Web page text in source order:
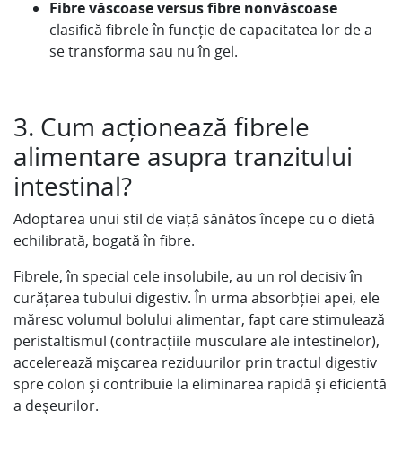
Fibre vâscoase versus fibre nonvâscoase
clasifică fibrele în funcție de capacitatea lor de a
se transforma sau nu în gel.
3. Cum acționează fibrele
alimentare asupra tranzitului
intestinal?
Adoptarea unui stil de viață sănătos începe cu o dietă
echilibrată, bogată în fibre.
Fibrele, în special cele insolubile, au un rol decisiv în
curățarea tubului digestiv. În urma absorbției apei, ele
măresc volumul bolului alimentar, fapt care stimulează
peristaltismul (contracțiile musculare ale intestinelor),
accelerează mișcarea reziduurilor prin tractul digestiv
spre colon și contribuie la eliminarea rapidă și eficientă
a deșeurilor.